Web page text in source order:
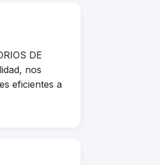
DE
nos
eficientes a